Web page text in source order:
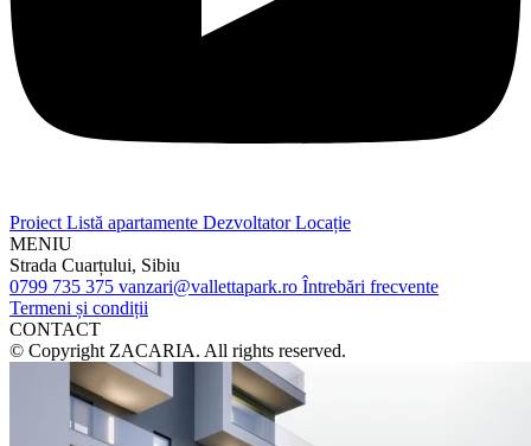
Proiect Listă apartamente DezvoltatorLocație
MENIU
Strada Cuarțului, Sibiu
0799 735 375 vanzari@vallettapark.ro Întrebări frecvente
Termeni și condiții
CONTACT
© Copyright ZACARIA. All rights reserved.